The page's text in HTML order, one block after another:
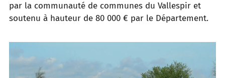
par la communauté de communes du Vallespir et
soutenu à hauteur de 80 000 € par le Département.